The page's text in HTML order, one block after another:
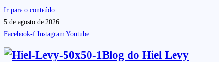
Ir para o conteúdo
5 de agosto de 2026
Facebook-f Instagram Youtube
Blog do Hiel Levy